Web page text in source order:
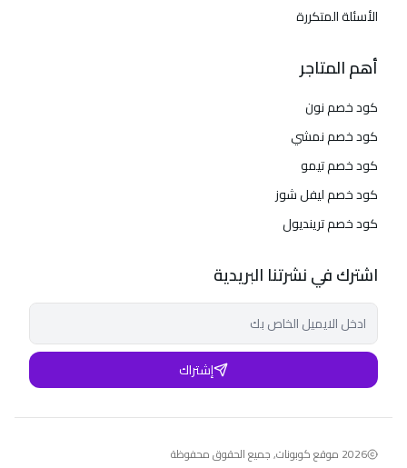
الأسئلة المتكررة
أهم المتاجر
كود خصم نون
كود خصم نمشي
كود خصم تيمو
كود خصم ليفل شوز
كود خصم ترينديول
اشترك في نشرتنا البريدية
إشتراك
2026 موقع كوبونات,جميع الحقوق محفوظة